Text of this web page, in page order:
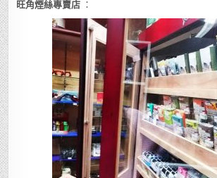
旺角煙絲專賣店 ：